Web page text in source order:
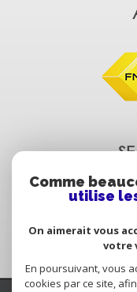
Comme
utilise
On aimerait vous
votre
En poursuivant, vous
cookies par ce site,